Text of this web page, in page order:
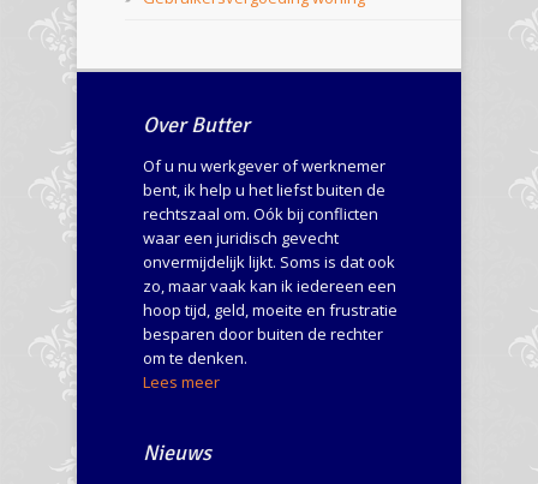
Over Butter
Of u nu werkgever of werknemer
bent, ik help u het liefst buiten de
rechtszaal om. Oók bij conflicten
waar een juridisch gevecht
onvermijdelijk lijkt. Soms is dat ook
zo, maar vaak kan ik iedereen een
hoop tijd, geld, moeite en frustratie
besparen door buiten de rechter
om te denken.
Lees meer
Nieuws